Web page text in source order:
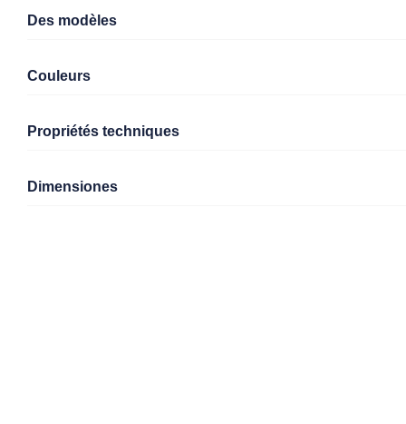
Des modèles
Couleurs
Propriétés techniques
Dimensiones